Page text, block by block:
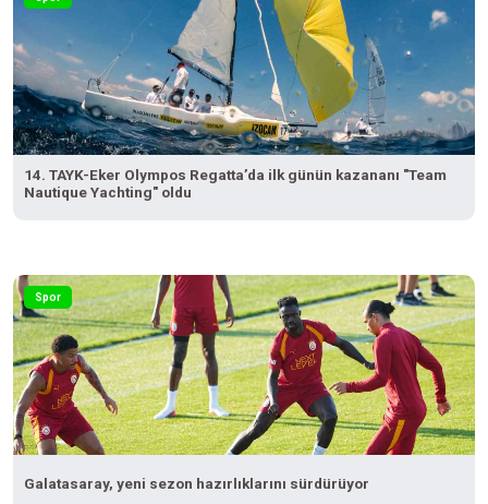
14. TAYK-Eker Olympos Regatta’da ilk günün kazananı "Team
Nautique Yachting" oldu
Spor
Galatasaray, yeni sezon hazırlıklarını sürdürüyor